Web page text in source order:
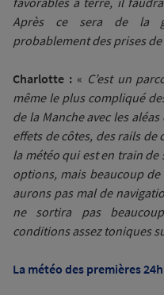
Après ce sera de la
probablement des prises de
Charlotte :« C’est un
même le plus compliqué
de la Manche avec les
effets de côtes, des rails
la météo qui est en train de
options, mais beaucoup
aurons pas mal de
ne sortira pas
conditions assez toniques
La météo des premières